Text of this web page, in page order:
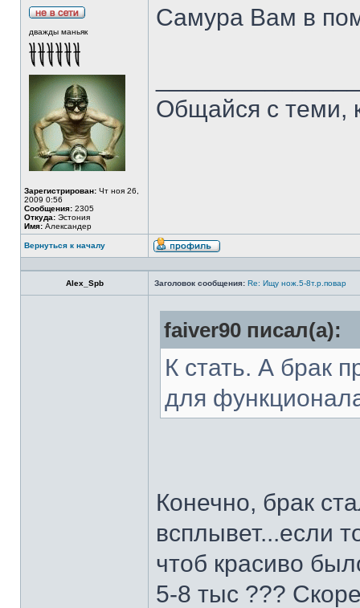
дважды маньяк
Зарегистрирован: Чт ноя 26,
2009 0:56
Сообщения: 2305
Откуда: Эстония
Имя: Александер
Самура Вам в
Общайся с теми,
Вернуться к началу
Alex_Spb Заголовок сообщения: Re: Ищу нож.5-8т.р.повар
faiver90 писал(а):
К стать. А брак
для
Конечно, брак
всплывет...если
чтоб красиво
5-8 тыс ???